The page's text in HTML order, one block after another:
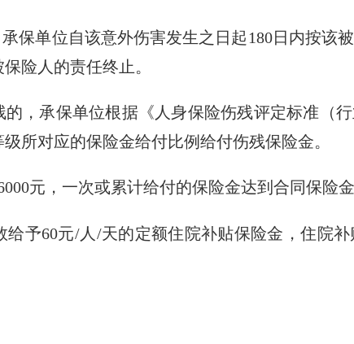
单位自该意外伤害发生之日起180日内按该
险人的责任终止。
承保单位根据《人身保险伤残评定标准（
所对应的保险金给付比例给付伤残保险金。
元，一次或累计给付的保险金达到合同保险金
60元/人/天的定额住院补贴保险金，住院补